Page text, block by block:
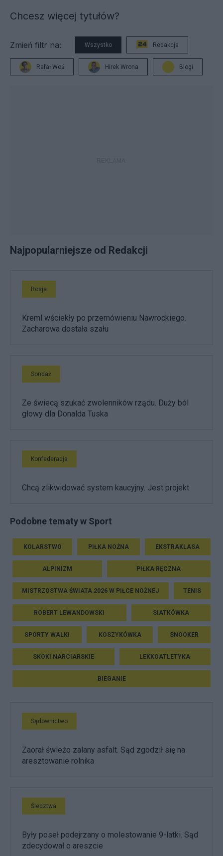
Chcesz więcej tytułów?
Zmień filtr na: Wszystko Redakcja
Rafał Woś Hirek Wrona Blogi
Najpopularniejsze od Redakcji
Rosja
Kreml wściekły po przemówieniu Nawrockiego.
Zacharowa dostała szału
Sondaż
Ze świecą szukać zwolenników rządu. Duży ból
głowy dla Donalda Tuska
Konfederacja
Chcą zlikwidować system kaucyjny. Jest projekt
Podobne tematy w Sport
KOLARSTWO PIŁKA NOŻNA EKSTRAKLASA
ALPINIZM PIŁKA RĘCZNA
MISTRZOSTWA ŚWIATA 2026 W PIŁCE NOŻNEJ TENIS
ROBERT LEWANDOWSKI SIATKÓWKA
SPORTY WALKI KOSZYKÓWKA SNOOKER
SKOKI NARCIARSKIE LEKKOATLETYKA
BIEGANIE
Sądownictwo
Zaorał świeżo zalany asfalt. Sąd zgodził się na
aresztowanie rolnika
Śledztwa
Były poseł podejrzany o molestowanie 9-latki. Sąd
zdecydował o areszcie